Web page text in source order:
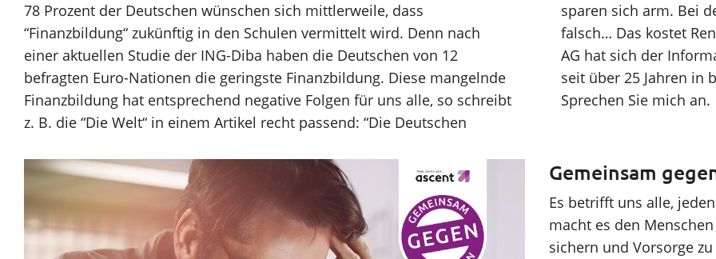
entdecken
Sie
Ihre
Spar-
und
renditepotenziale!
Zurück
78 Prozent der Deutschen wünschen sich mittlerweile, dass
“Finanzbildung“ zukünftig in den Schulen vermittelt wird. Denn nach
einer aktuellen Studie der ING-Diba haben die Deutschen von 12
befragten Euro-Nationen die geringste Finanzbildung. Diese mangelnde
Finanzbildung hat entsprechend negative Folgen für uns alle, so schreibt
z. B. die “Die Welt“ in einem Artikel recht passend: “Die Deutschen
sparen sich arm. Bei der Geldanlage machen sie so ziemlich alles
falsch… Das kostet Rendite und schmälert den Wohlstand…“ Die ascent
AG hat sich der Information rund um Finanzen verschrieben und klärt
seit über 25 Jahren in bundesweit stattfindenden Vorträgen hierzu auf.
Sprechen Sie mich an.
Gemeinsam
Es betrifft uns alle,
macht es den
sichern und Vorsorge